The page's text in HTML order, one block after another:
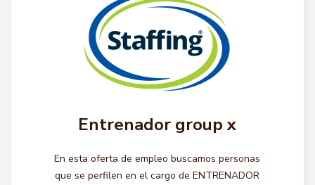
Entrenador group x
En esta oferta de empleo buscamos personas
que se perfilen en el cargo de ENTRENADOR